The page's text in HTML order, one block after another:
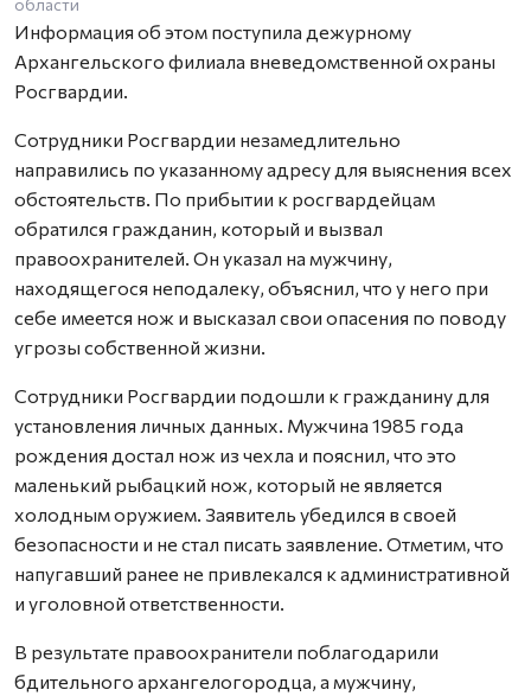
области
Информация об этом поступила дежурному
Архангельского филиала вневедомственной охраны
Росгвардии.
Сотрудники Росгвардии незамедлительно
направились по указанному адресу для выяснения всех
обстоятельств. По прибытии к росгвардейцам
обратился гражданин, который и вызвал
правоохранителей. Он указал на мужчину,
находящегося неподалеку, объяснил, что у него при
себе имеется нож и высказал свои опасения по поводу
угрозы собственной жизни.
Сотрудники Росгвардии подошли к гражданину для
установления личных данных. Мужчина 1985 года
рождения достал нож из чехла и пояснил, что это
маленький рыбацкий нож, который не является
холодным оружием. Заявитель убедился в своей
безопасности и не стал писать заявление. Отметим, что
напугавший ранее не привлекался к административной
и уголовной ответственности.
В результате правоохранители поблагодарили
бдительного архангелогородца, а мужчину,